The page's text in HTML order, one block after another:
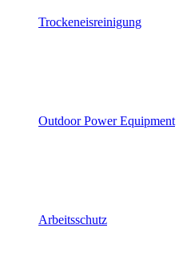
Trockeneisreinigung
Outdoor Power Equipment
Arbeitsschutz